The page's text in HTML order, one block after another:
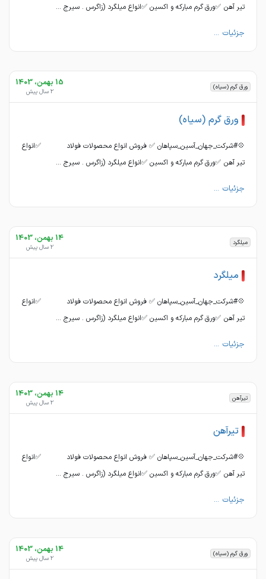
تیر آهن ✅ورق گرم مبارکه و اکسین ✅انواع میلگرد (زاگرس . سیرج ...
جزئیات ...
ورق گرم (سیاه) 15 بهمن، 1403
2 سال پیش
ورق گرم (سیاه)
💠#شرکت_جهان_آسین_سپاهان ✅ فروش انواع محصولات فولاد ✅انواع
تیر آهن ✅ورق گرم مبارکه و اکسین ✅انواع میلگرد (زاگرس . سیرج ...
جزئیات ...
میلگرد 14 بهمن، 1403
2 سال پیش
میلگرد
💠#شرکت_جهان_آسین_سپاهان ✅ فروش انواع محصولات فولاد ✅انواع
تیر آهن ✅ورق گرم مبارکه و اکسین ✅انواع میلگرد (زاگرس . سیرج ...
جزئیات ...
تیرآهن 14 بهمن، 1403
2 سال پیش
تیرآهن
💠#شرکت_جهان_آسین_سپاهان ✅ فروش انواع محصولات فولاد ✅انواع
تیر آهن ✅ورق گرم مبارکه و اکسین ✅انواع میلگرد (زاگرس . سیرج ...
جزئیات ...
ورق گرم (سیاه) 14 بهمن، 1403
2 سال پیش